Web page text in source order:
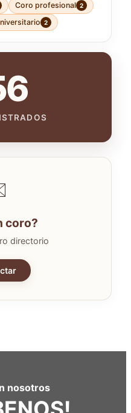
Coro profesional 2
2
coro?
directorio
nosotros